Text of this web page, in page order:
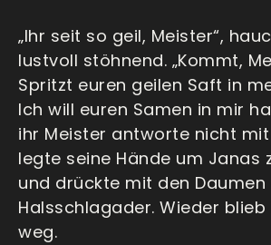
„Ihr seit so geil, Meister“,
lustvoll stöhnend. „Kommt,
Spritzt euren geilen Saft in
Ich will euren Samen in mir
ihr Meister antworte nicht mit
legte seine Hände um Janas
und drückte mit den
Halsschlagader. Wieder blieb
weg.